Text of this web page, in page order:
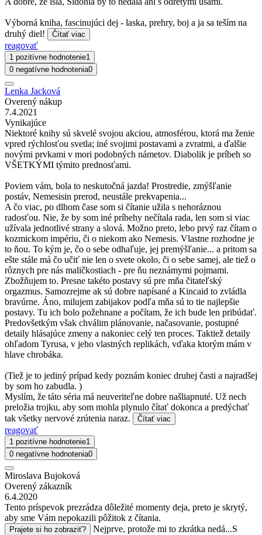
Výborná kniha, fascinujúci dej - laska, prehry, boj a ja sa teším na
druhý diel!
Čítať viac
reagovať
1 pozitívne hodnotenie1
0 negatívne hodnotenia0
Lenka Jacková
Overený nákup
7.4.2021
Vynikajúce
Niektoré knihy sú skvelé svojou akciou, atmosférou, ktorá ma ženie
vpred rýchlosťou svetla; iné svojimi postavami a zvratmi, a ďalšie
novými prvkami v mori podobných námetov. Diabolik je príbeh so
VŠETKÝMI týmito prednosťami.
Poviem vám, bola to neskutočná jazda! Prostredie, zmýšľanie
postáv, Nemesisin prerod, neustále prekvapenia...
A čo viac, po dlhom čase som si čítanie užila s nehoráznou
radosťou. Nie, že by som iné príbehy nečítala rada, len som si viac
užívala jednotlivé strany a slová. Možno preto, lebo prvý raz čítam o
kozmickom impériu, či o niekom ako Nemesis. Vlastne rozhodne je
to ňou. To kým je, čo o sebe odhaľuje, jej premýšľanie... a pritom sa
ešte stále má čo učiť nie len o svete okolo, či o sebe samej, ale tiež o
rôznych pre nás maličkostiach - pre ňu neznámymi pojmami.
Zbožňujem to. Presne takéto postavy sú pre mňa čitateľský
orgazmus. Samozrejme ak sú dobre napísané a Kincaid to zvládla
bravúrne. Áno, milujem zabijakov podľa mňa sú to tie najlepšie
postavy. Tu ich bolo požehnane a počítam, že ich bude len pribúdať.
Predovšetkým však chválim plánovanie, načasovanie, postupné
detaily hlásajúce zmeny a nakoniec celý ten proces. Taktiež detaily
ohľadom Tyrusa, v jeho vlastných replikách, vďaka ktorým mám v
hlave chrobáka.
(Tiež je to jediný prípad kedy poznám koniec druhej časti a najradšej
by som ho zabudla. )
Myslím, že táto séria má neuveriteľne dobre našliapnuté. Už nech
preložia trojku, aby som mohla plynulo čítať dokonca a predýchať
tak všetky nervové zrútenia naraz.
Čítať viac
reagovať
1 pozitívne hodnotenie1
0 negatívne hodnotenia0
Miroslava Bujoková
Overený zákazník
6.4.2020
Tento príspevok prezrádza dôležité momenty deja, preto je skrytý,
aby sme Vám nepokazili pôžitok z čítania.
Prajete si ho zobraziť?
Nejprve, protože mi to zkrátka nedá...S